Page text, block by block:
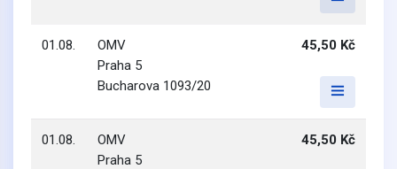
01.08.
OMV
Praha 5
Bucharova 1093/20
45,50 Kč
01.08.
OMV
Praha 5
45,50 Kč